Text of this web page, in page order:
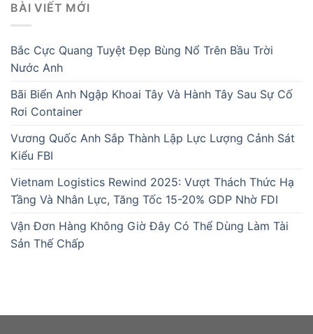
BÀI VIẾT MỚI
Bắc Cực Quang Tuyệt Đẹp Bùng Nổ Trên Bầu Trời
Nước Anh
Bãi Biển Anh Ngập Khoai Tây Và Hành Tây Sau Sự Cố
Rơi Container
Vương Quốc Anh Sắp Thành Lập Lực Lượng Cảnh Sát
Kiểu FBI
Vietnam Logistics Rewind 2025: Vượt Thách Thức Hạ
Tầng Và Nhân Lực, Tăng Tốc 15-20% GDP Nhờ FDI
Vận Đơn Hàng Không Giờ Đây Có Thể Dùng Làm Tài
Sản Thế Chấp